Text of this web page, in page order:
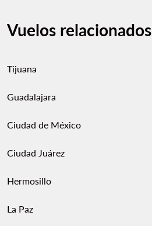
Vuelos relacionados
Tijuana
Guadalajara
Ciudad de México
Ciudad Juárez
Hermosillo
La Paz